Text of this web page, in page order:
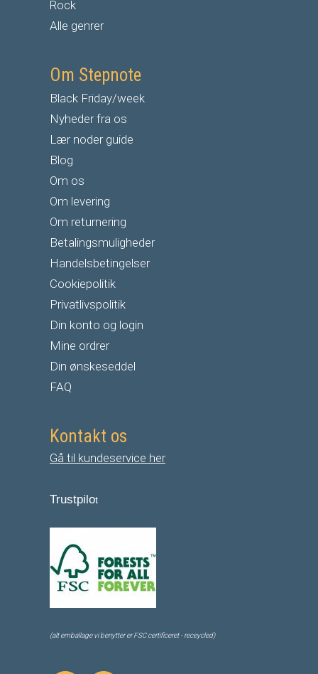
Rock
Alle genrer
Om Stepnote
Black Friday/week
Nyheder fra os
Lær noder guide
Blog
Om os
Om levering
Om returnering
Betalingsmuligheder
Handelsbetingelser
Cookiepolitik
Privatlivspolitik
Din konto og login
Mine ordrer
Din ønskeseddel
FAQ
Kontakt os
Gå til kundeservice her
Trustpilot
(alt emballage vi benytter er FSC certificeret - receycled)